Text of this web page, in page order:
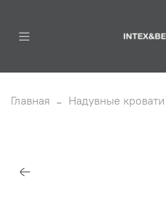
Главная Надувные кровати